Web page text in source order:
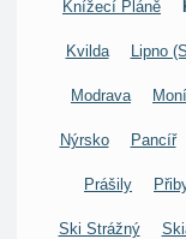
Knížecí Pláně
Kvilda Lipno
Modrava
Nýrsko Pancíř
Prášily
Ski Strážný